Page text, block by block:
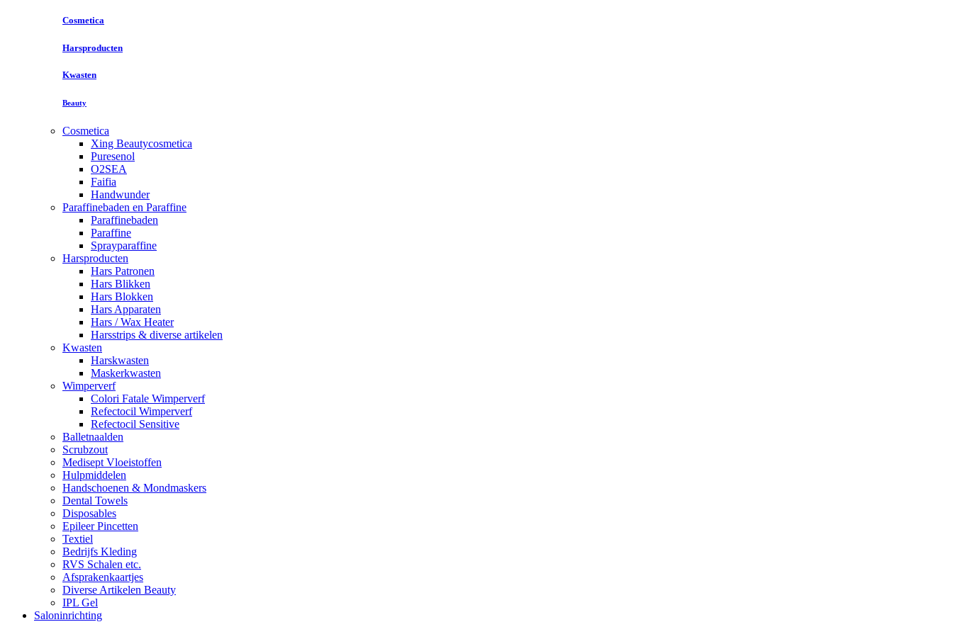
Cosmetica
Harsproducten
Kwasten
Beauty
Cosmetica
Xing Beautycosmetica
Puresenol
O2SEA
Faifia
Handwunder
Paraffinebaden en Paraffine
Paraffinebaden
Paraffine
Sprayparaffine
Harsproducten
Hars Patronen
Hars Blikken
Hars Blokken
Hars Apparaten
Hars / Wax Heater
Harsstrips & diverse artikelen
Kwasten
Harskwasten
Maskerkwasten
Wimperverf
Colori Fatale Wimperverf
Refectocil Wimperverf
Refectocil Sensitive
Balletnaalden
Scrubzout
Medisept Vloeistoffen
Hulpmiddelen
Handschoenen & Mondmaskers
Dental Towels
Disposables
Epileer Pincetten
Textiel
Bedrijfs Kleding
RVS Schalen etc.
Afsprakenkaartjes
Diverse Artikelen Beauty
IPL Gel
Saloninrichting